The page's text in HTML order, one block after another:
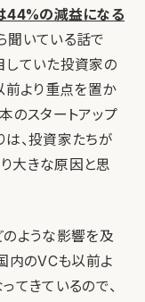
44%の減益になる
聞いている話で
していた投資家の
前より重点を置か
のスタートアップ
は、投資家たちが
大きな原因と思
のような影響を及
内のVCも以前よ
てきているので、